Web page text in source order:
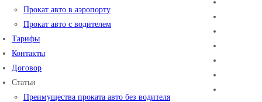
Прокат авто в аэропорту
Прокат авто с водителем
Тарифы
Контакты
Договор
Статьи
Преимущества проката авто без водителя